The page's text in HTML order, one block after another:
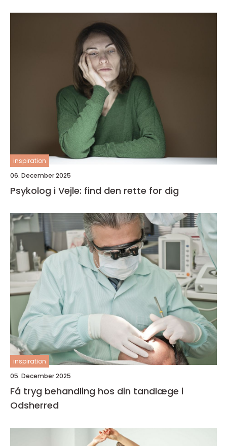
inspiration
06. December 2025
Psykolog i Vejle: find den rette for dig
inspiration
05. December 2025
Få tryg behandling hos din tandlæge i
Odsherred